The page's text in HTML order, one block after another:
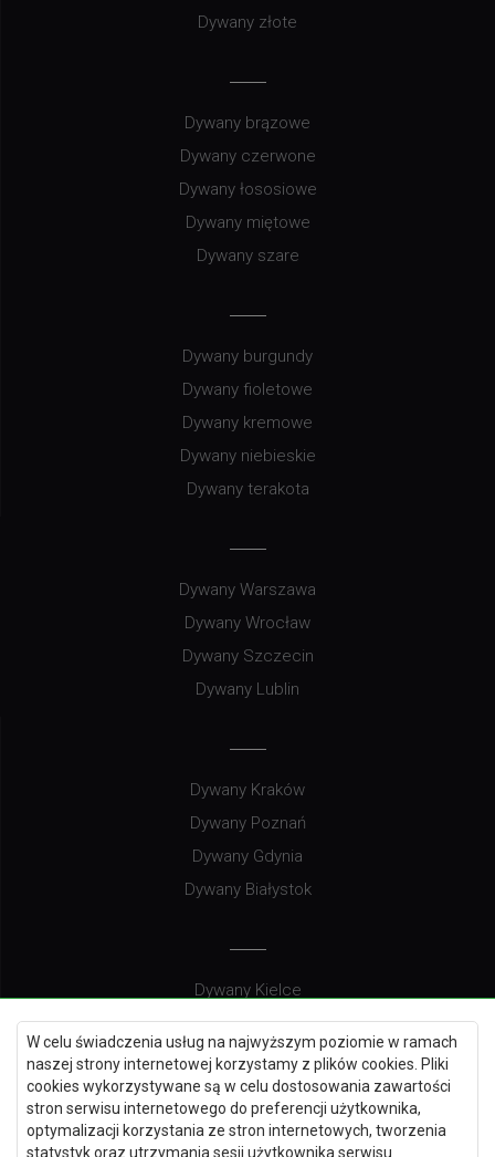
W celu świadczenia usług na najwyższym poziomie w ramach
naszej strony internetowej korzystamy z plików cookies. Pliki
cookies wykorzystywane są w celu dostosowania zawartości
stron serwisu internetowego do preferencji użytkownika,
optymalizacji korzystania ze stron internetowych, tworzenia
statystyk oraz utrzymania sesji użytkownika serwisu
Dywany złote
Dywany brązowe
Dywany czerwone
Dywany łososiowe
Dywany miętowe
Dywany szare
Dywany burgundy
Dywany fioletowe
Dywany kremowe
Dywany niebieskie
Dywany terakota
Dywany Warszawa
Dywany Wrocław
Dywany Szczecin
Dywany Lublin
Dywany Kraków
Dywany Poznań
Dywany Gdynia
Dywany Białystok
Dywany Kielce
Dywany Gdańsk
Dywany Toruń
Dywany Bydgoszcz